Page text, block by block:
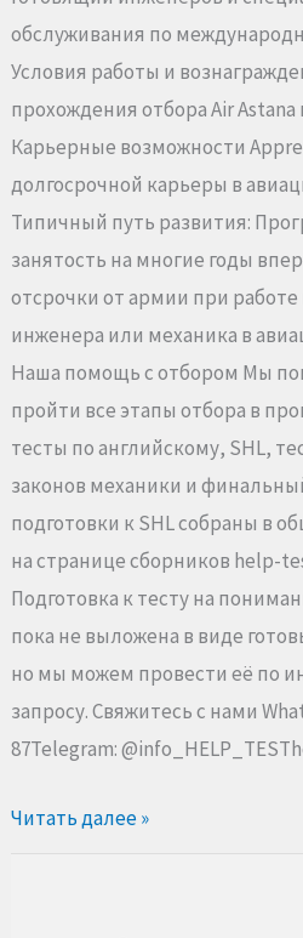
обслуживания по
Условия работы и
прохождения отбора Air
Карьерные возможности
долгосрочной карьеры в
Типичный путь развития:
занятость на многие годы
отсрочки от армии при
инженера или механика в
Наша помощь с отбором Мы
пройти все этапы отбора в
тесты по английскому, SHL,
законов механики и
подготовки к SHL собраны в
на странице сборников help-
Подготовка к тесту на
пока не выложена в виде
но мы можем провести её по
запросу. Свяжитесь с нами
87Telegram:
Читать далее »